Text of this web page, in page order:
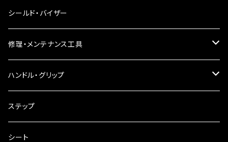
電球型ウインカー
バードゲージウインカー
ウインカークランプ
ヘッドライト
フォグランプ
配線・リレー
シールド・バイザー
修理・メンテナンス工具
インテークマニホールド
電装・配線・キボシ等
キャブレター
ハンドル・グリップ
グリップ
バーハン
ステップ
シート